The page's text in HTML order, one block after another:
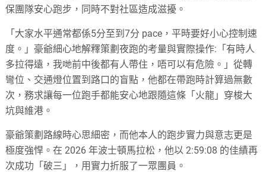
保團隊安心跑步，同時不對社區造成滋擾。
「大家水平通常都係5分至到7分 pace，平時要好小心控制速
度。」豪爺細心地解釋策劃夜跑的考量與實際操作:「有時人
多拉得遠，我哋前中後都有人帶住，唔可以有危險。」從轉
彎位、交通燈位置到路口的盲點，他都在帶跑時計算過無數
次，務求讓每一位跑手都能安心地跟隨這條「火龍」穿梭大
坑與維港。
豪爺策劃路線時心思細密，而他本人的跑步實力與意志更是
極度強悍。在 2026 年波士頓馬拉松，他以 2:59:08 的佳績再
次成功「破三」，用實力折服了一眾團員。